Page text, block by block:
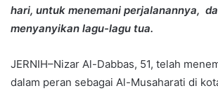
hari, untuk menemani perjalanannya,
menyanyikan lagu-lagu tua.
JERNIH–Nizar Al-Dabbas, 51, telah
dalam peran sebagai Al-Musaharati di